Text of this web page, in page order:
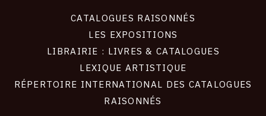
CATALOGUES RAISONNÉS
LES EXPOSITIONS
LIBRAIRIE : LIVRES & CATALOGUES
LEXIQUE ARTISTIQUE
RÉPERTOIRE INTERNATIONAL DES CATALOGUES
RAISONNÉS